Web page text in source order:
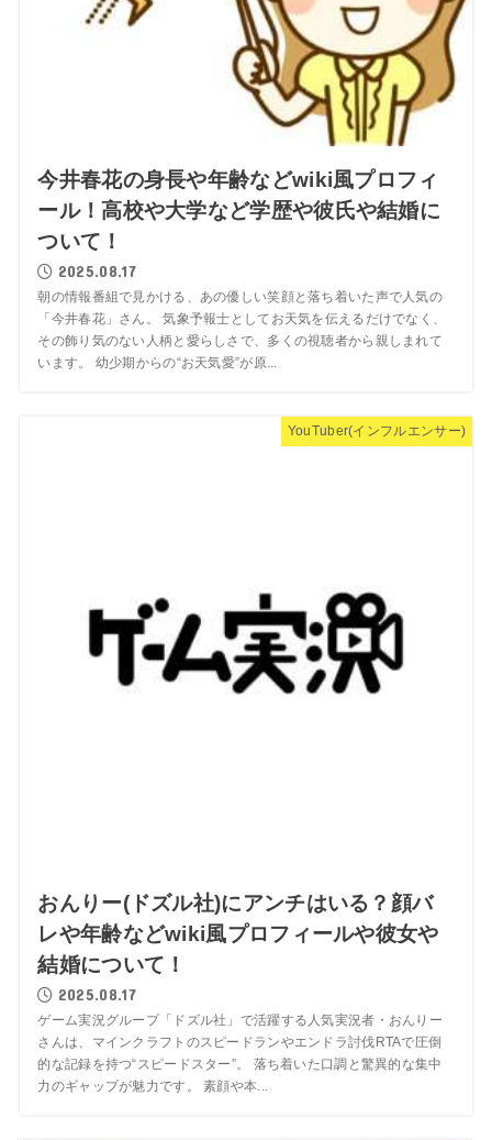
今井春花の身長や年齢などwiki風プロフィ
ール！高校や大学など学歴や彼氏や結婚に
ついて！
2025.08.17
朝の情報番組で見かける、あの優しい笑顔と落ち着いた声で人気の
「今井春花」さん。 気象予報士としてお天気を伝えるだけでなく、
その飾り気のない人柄と愛らしさで、多くの視聴者から親しまれて
います。 幼少期からの“お天気愛”が原...
YouTuber(インフルエンサー)
おんりー(ドズル社)にアンチはいる？顔バ
レや年齢などwiki風プロフィールや彼女や
結婚について！
2025.08.17
ゲーム実況グループ「ドズル社」で活躍する人気実況者・おんりー
さんは、マインクラフトのスピードランやエンドラ討伐RTAで圧倒
的な記録を持つ“スピードスター”。 落ち着いた口調と驚異的な集中
力のギャップが魅力です。 素顔や本...